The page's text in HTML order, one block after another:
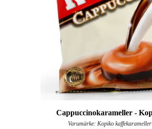
Cappuccinokarameller -
Varumärke: Kopiko kaffekarameller